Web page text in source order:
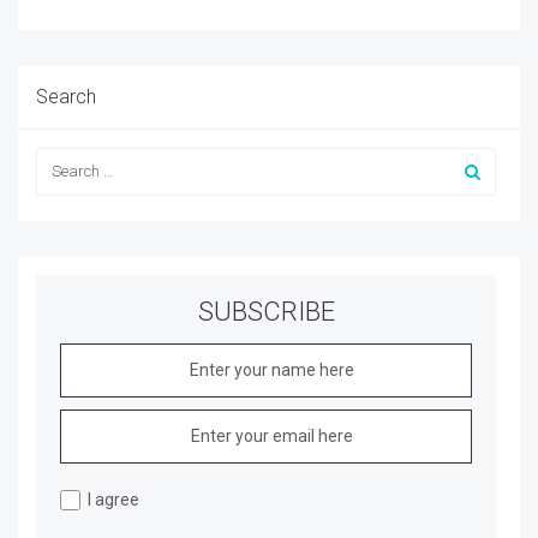
Search
SUBSCRIBE
I agree